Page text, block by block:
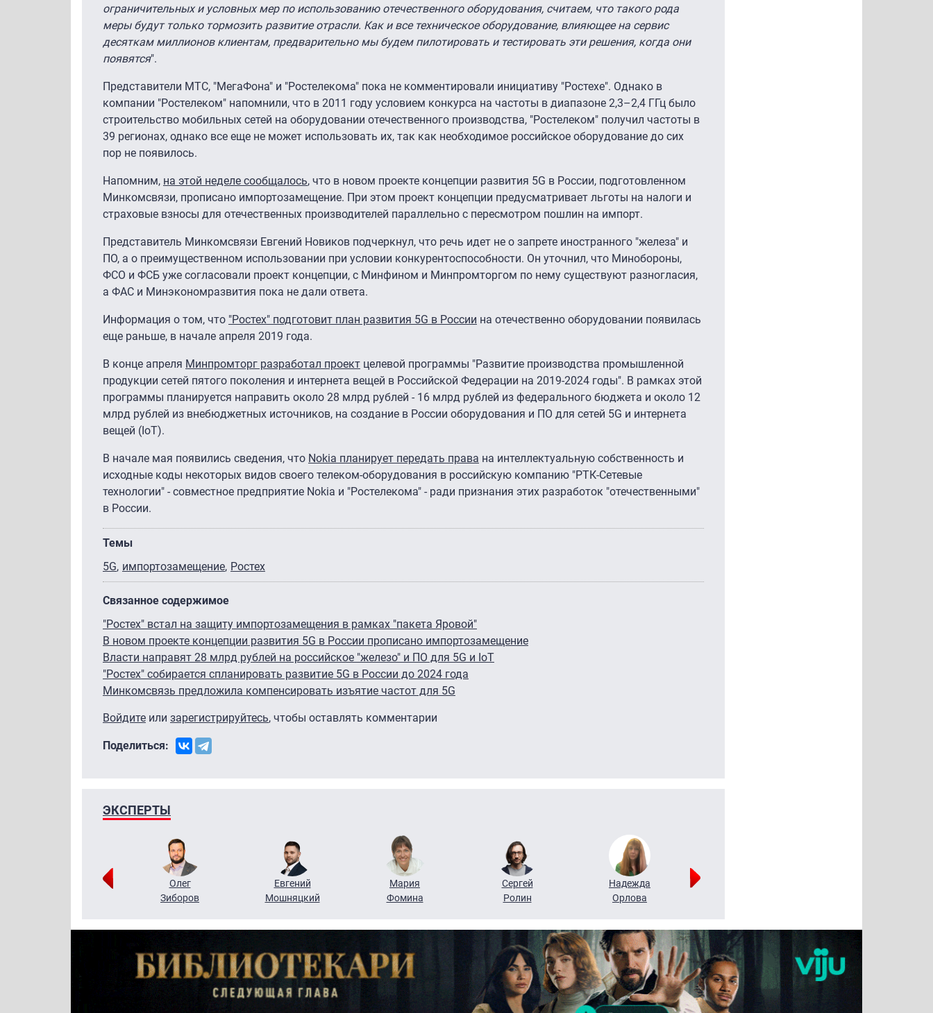
ограничительных и условных мер по использованию отечественного оборудования, считаем, что такого рода
меры будут только тормозить развитие отрасли. Как и все техническое оборудование, влияющее на сервис
десяткам миллионов клиентам, предварительно мы будем пилотировать и тестировать эти решения, когда они
появятся".
Представители МТС, "МегаФона" и "Ростелекома" пока не комментировали инициативу "Ростехе". Однако в
компании "Ростелеком" напомнили, что в 2011 году условием конкурса на частоты в диапазоне 2,3–2,4 ГГц было
строительство мобильных сетей на оборудовании отечественного производства, "Ростелеком" получил частоты в
39 регионах, однако все еще не может использовать их, так как необходимое российское оборудование до сих
пор не появилось.
Напомним, на этой неделе сообщалось, что в новом проекте концепции развития 5G в России, подготовленном
Минкомсвязи, прописано импортозамещение. При этом проект концепции предусматривает льготы на налоги и
страховые взносы для отечественных производителей параллельно с пересмотром пошлин на импорт.
Представитель Минкомсвязи Евгений Новиков подчеркнул, что речь идет не о запрете иностранного "железа" и
ПО, а о преимущественном использовании при условии конкурентоспособности. Он уточнил, что Минобороны,
ФСО и ФСБ уже согласовали проект концепции, с Минфином и Минпромторгом по нему существуют разногласия,
а ФАС и Минэкономразвития пока не дали ответа.
Информация о том, что "Ростех" подготовит план развития 5G в России на отечественно оборудовании появилась
еще раньше, в начале апреля 2019 года.
В конце апреля Минпромторг разработал проект целевой программы "Развитие производства промышленной
продукции сетей пятого поколения и интернета вещей в Российской Федерации на 2019-2024 годы". В рамках этой
программы планируется направить около 28 млрд рублей - 16 млрд рублей из федерального бюджета и около 12
млрд рублей из внебюджетных источников, на создание в России оборудования и ПО для сетей 5G и интернета
вещей (IoT).
В начале мая появились сведения, что Nokia планирует передать права на интеллектуальную собственность и
исходные коды некоторых видов своего телеком-оборудования в российскую компанию "РТК-Сетевые
технологии" - совместное предприятие Nokia и "Ростелекома" - ради признания этих разработок "отечественными"
в России.
Темы
5G импортозамещение Ростех
Связанное содержимое
"Ростех" встал на защиту импортозамещения в рамках "пакета Яровой"
В новом проекте концепции развития 5G в России прописано импортозамещение
Власти направят 28 млрд рублей на российское "железо" и ПО для 5G и IoT
"Ростех" собирается спланировать развитие 5G в России до 2024 года
Минкомсвязь предложила компенсировать изъятие частот для 5G
Войдите или зарегистрируйтесь, чтобы оставлять комментарии
Поделиться:
ЭКСПЕРТЫ
Олег
Зиборов
Евгений
Мошняцкий
Мария
Фомина
Сергей
Ролин
Надежда
Орлова